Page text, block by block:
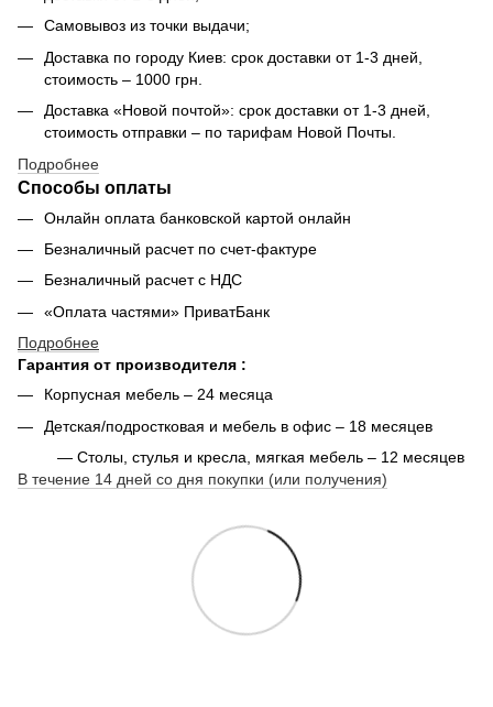
Самовывоз из точки выдачи;
Доставка по городу Киев: срок доставки от 1-3 дней,
стоимость – 1000 грн.
Доставка «Новой почтой»: срок доставки от 1-3 дней,
стоимость отправки – по тарифам Новой Почты.
Подробнее
Способы оплаты
Онлайн оплата банковской картой онлайн
Безналичный расчет по счет-фактуре
Безналичный расчет с НДС
«Оплата частями» ПриватБанк
Подробнее
Гарантия от производителя :
Корпусная мебель – 24 месяца
Детская/подростковая и мебель в офис – 18 месяцев
— Столы, стулья и кресла, мягкая мебель – 12 месяцев
В течение 14 дней со дня покупки (или получения)